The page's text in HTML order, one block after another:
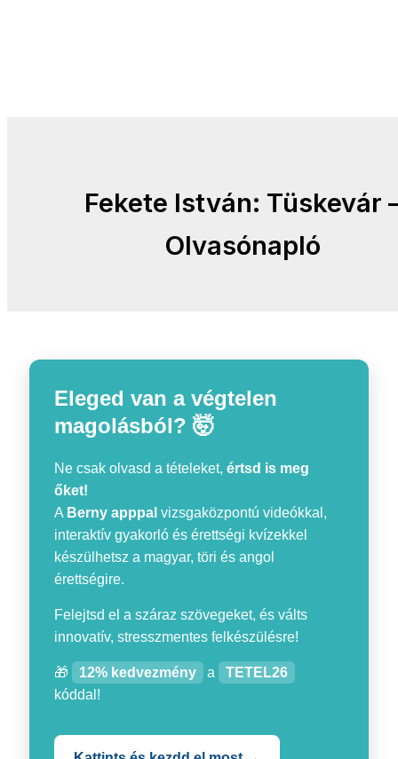
Fekete István: Tüskevár
Olvasónapló
Eleged van a végtelen
magolásból? 🤯
Ne csak olvasd a tételeket,értsd is meg
őket!
A Berny apppal vizsgaközpontú videókkal,
interaktív gyakorló és érettségi kvízekkel
készülhetsz a magyar, töri és angol
érettségire.
Felejtsd el a száraz szövegeket, és válts
innovatív, stresszmentes felkészülésre!
🎁 12% kedvezmény a
TETEL26
kóddal!